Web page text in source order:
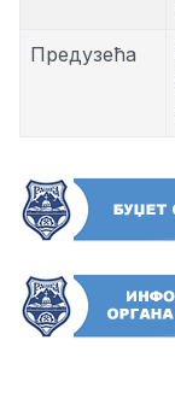
Предузећа